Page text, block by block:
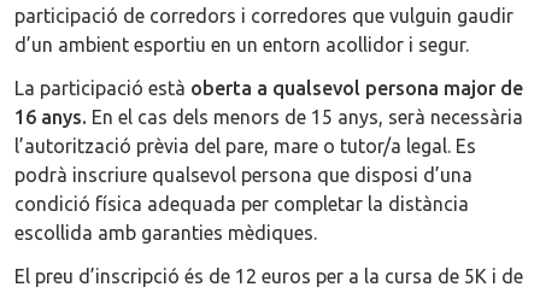
participació de corredors i corredores que vulguin gaudir
d’un ambient esportiu en un entorn acollidor i segur.
La participació està oberta a qualsevol persona major de
16 anys. En el cas dels menors de 15 anys, serà necessària
l’autorització prèvia del pare, mare o tutor/a legal. Es
podrà inscriure qualsevol persona que disposi d’una
condició física adequada per completar la distància
escollida amb garanties mèdiques.
El preu d’inscripció és de 12 euros per a la cursa de 5K i de